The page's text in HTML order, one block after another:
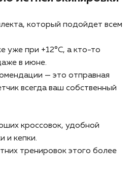
который подойдет всем
уже при +12°C, а кто-то
в июне.
— это отправная
всегда ваш собственный
кроссовок, удобной
и кепки.
тренировок этого более